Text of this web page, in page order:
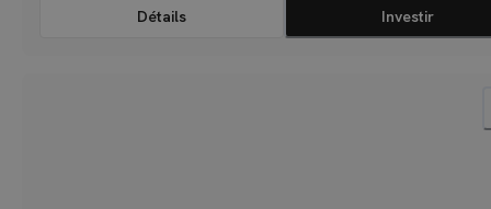
Détails Investir